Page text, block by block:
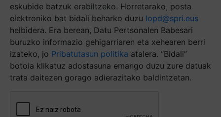
eskubide batzuk erabiltzeko. Horretarako, posta
elektroniko bat bidali beharko duzu lopd@spri.eus
helbidera. Era berean, Datu Pertsonalen Babesari
buruzko informazio gehigarriaren eta xehearen berri
izateko, jo Pribatutasun politika atalera. “Bidali”
botoia klikatuz adostasuna emango duzu zure datuak
trata daitezen gorago adierazitako baldintzetan.